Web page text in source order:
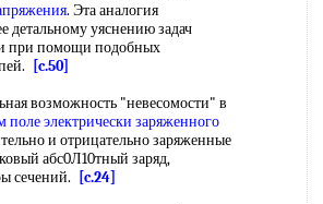
. Эта аналогия
детальному уяснению задач
при помощи подобных
[c.50]
возможность "невесомости" в
полеэлектрически заряженного
и отрицательно заряженные
абс0Л10тный заряд,
сечений.
[c.24]